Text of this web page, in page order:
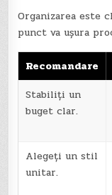
Organizarea este
punct va ușura
Recomandare
Stabiliți un
buget clar.
Alegeți un stil
unitar.